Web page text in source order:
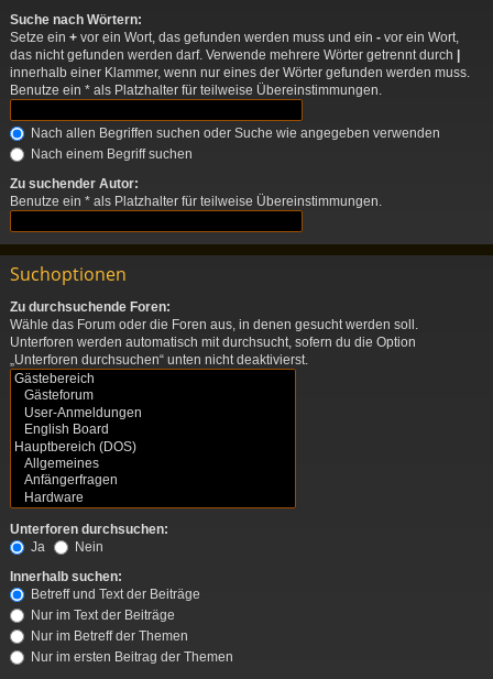
Suche nach Wörtern:
Setze ein + vor ein Wort, das gefunden werden muss und ein - vor ein Wort,
das nicht gefunden werden darf. Verwende mehrere Wörter getrennt durch
innerhalb einer Klammer, wenn nur eines der Wörter gefunden werden muss.
Benutze ein * als Platzhalter für teilweise Übereinstimmungen.
Nach allen Begriffen suchen oder Suche wie angegeben verwenden
Nach einem Begriff suchen
Zu suchender Autor:
Benutze ein * als Platzhalter für teilweise Übereinstimmungen.
Suchoptionen
Zu durchsuchende Foren:
Wähle das Forum oder die Foren aus, in denen gesucht werden soll.
Unterforen werden automatisch mit durchsucht, sofern du die Option
„Unterforen durchsuchen“ unten nicht deaktivierst.
Unterforen durchsuchen:
Ja
Nein
Innerhalb suchen:
Betreff und Text der Beiträge
Nur im Text der Beiträge
Nur im Betreff der Themen
Nur im ersten Beitrag der Themen